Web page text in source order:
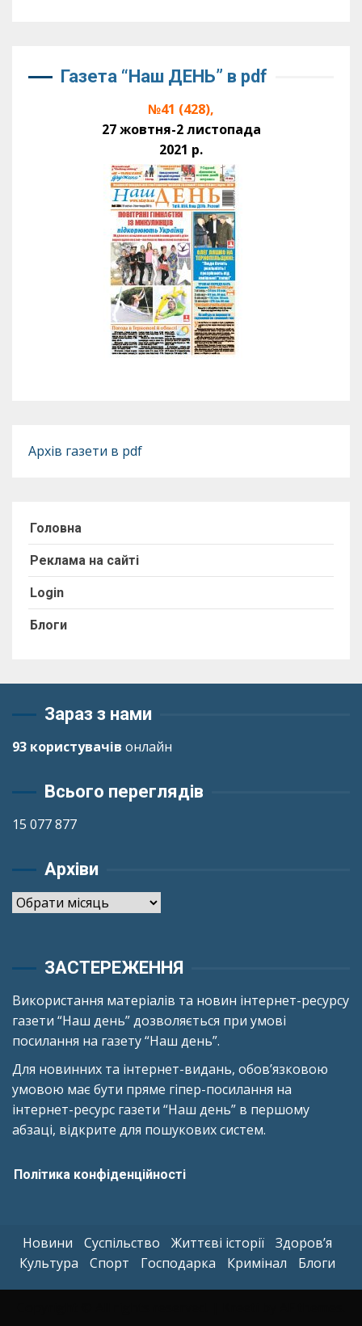
Газета “Наш ДЕНЬ” в pdf
№41 (428),
27 жовтня-2 листопада
2021 р.
Архів газети в pdf
Головна
Реклама на сайті
Login
Блоги
Зараз з нами
93 користувачів онлайн
Всього переглядів
15 077 877
Архіви
Архіви
ЗАСТЕРЕЖЕННЯ
Використання матеріалів та новин інтернет-ресурсу
газети “Наш день” дозволяється при умові
посилання на газету “Наш день”.
Для новинних та інтернет-видань, обов’язковою
умовою має бути пряме гіпер-посилання на
інтернет-ресурс газети “Наш день” в першому
абзаці, відкрите для пошукових систем.
Політика конфіденційності
Новини Суспільство Життєві історії
Здоров’я
Культура
Спорт Господарка Кримінал Блоги